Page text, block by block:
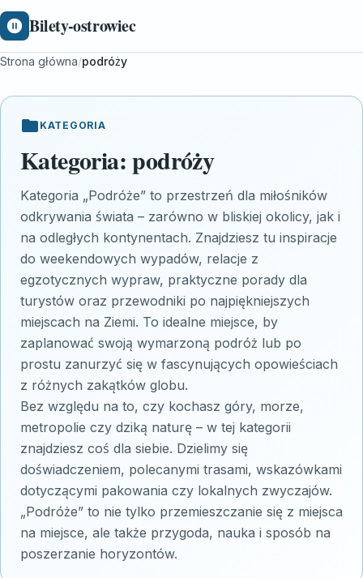
Bilety-ostrowiec
Strona główna/podróży
KATEGORIA
Kategoria:podróży
Kategoria „Podróże” to przestrzeń dla miłośników
odkrywania świata – zarówno w bliskiej okolicy, jak i
na odległych kontynentach. Znajdziesz tu inspiracje
do weekendowych wypadów, relacje z
egzotycznych wypraw, praktyczne porady dla
turystów oraz przewodniki po najpiękniejszych
miejscach na Ziemi. To idealne miejsce, by
zaplanować swoją wymarzoną podróż lub po
prostu zanurzyć się w fascynujących opowieściach
z różnych zakątków globu.
Bez względu na to, czy kochasz góry, morze,
metropolie czy dziką naturę – w tej kategorii
znajdziesz coś dla siebie. Dzielimy się
doświadczeniem, polecanymi trasami, wskazówkami
dotyczącymi pakowania czy lokalnych zwyczajów.
„Podróże” to nie tylko przemieszczanie się z miejsca
na miejsce, ale także przygoda, nauka i sposób na
poszerzanie horyzontów.